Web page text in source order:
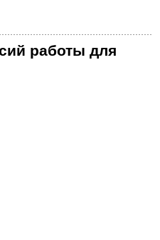
работы для